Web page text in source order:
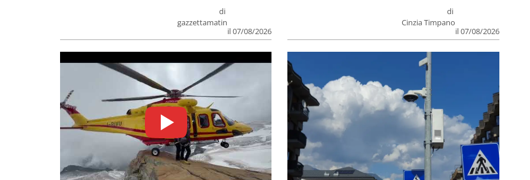
di
gazzettamatin
il 07/08/2026
di
Cinzia Timpano
il 07/08/2026